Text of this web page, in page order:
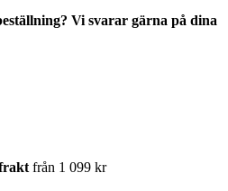
Vi svarar gärna på dina
från 1 099 kr